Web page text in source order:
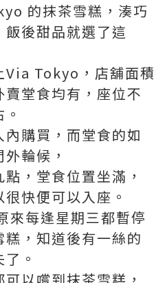
的抹茶雪糕，湊巧
後甜品就選了這
Via Tokyo，店舖面積
堂食均有，座位不
購買，而堂食的如
輪候，
，堂食位置坐滿，
快便可以入座。
來每逢星期三都暫停
，知道後有一絲的
。